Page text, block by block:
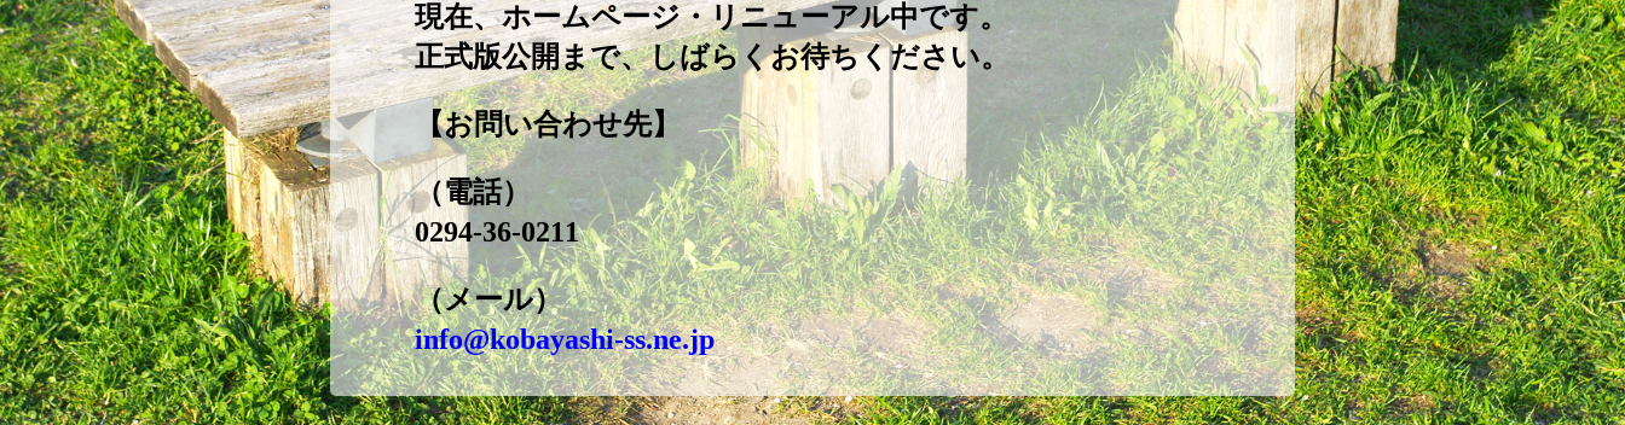
現在、ホームページ・リニューアル中です。
正式版公開まで、しばらくお待ちください。
【お問い合わせ先】
（電話）
0294-36-0211
（メール）
info@kobayashi-ss.ne.jp